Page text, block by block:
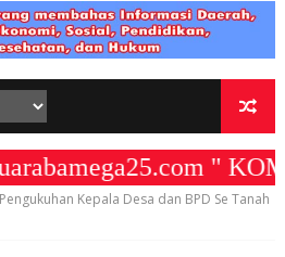
"
Pengukuhan Kepala Desa dan BPD Se Tanah